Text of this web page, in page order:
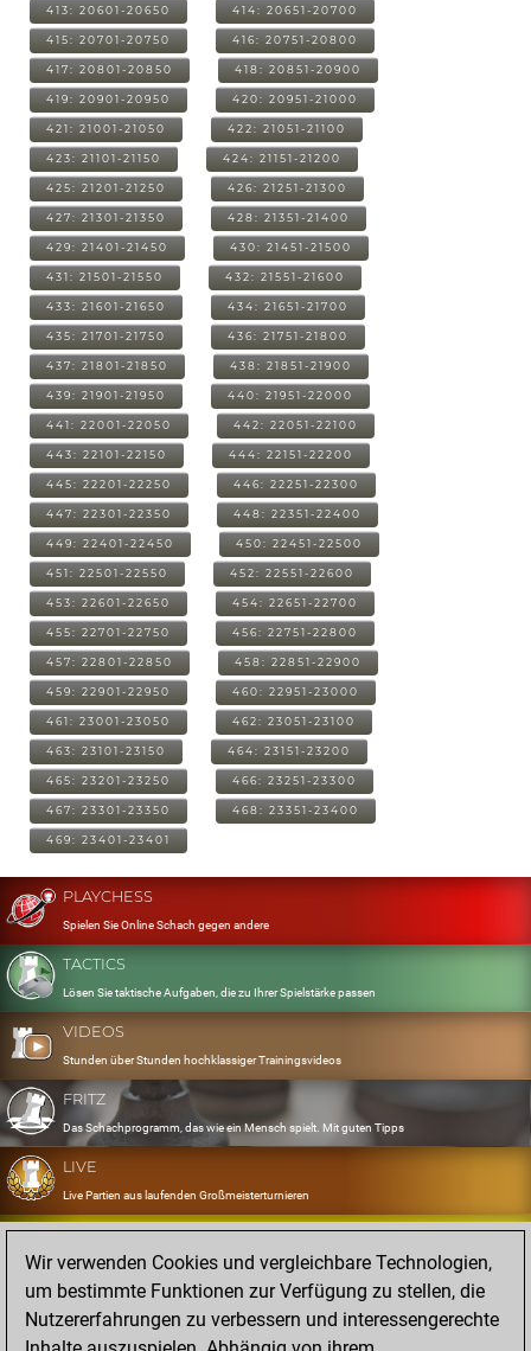
413: 20601-20650 414: 20651-20700
415: 20701-20750 416: 20751-20800
417: 20801-20850 418: 20851-20900
419: 20901-20950 420: 20951-21000
421: 21001-21050 422: 21051-21100
423: 21101-21150 424: 21151-21200
425: 21201-21250 426: 21251-21300
427: 21301-21350 428: 21351-21400
429: 21401-21450 430: 21451-21500
431: 21501-21550 432: 21551-21600
433: 21601-21650 434: 21651-21700
435: 21701-21750 436: 21751-21800
437: 21801-21850 438: 21851-21900
439: 21901-21950 440: 21951-22000
441: 22001-22050 442: 22051-22100
443: 22101-22150 444: 22151-22200
445: 22201-22250 446: 22251-22300
447: 22301-22350 448: 22351-22400
449: 22401-22450 450: 22451-22500
451: 22501-22550 452: 22551-22600
453: 22601-22650 454: 22651-22700
455: 22701-22750 456: 22751-22800
457: 22801-22850 458: 22851-22900
459: 22901-22950 460: 22951-23000
461: 23001-23050 462: 23051-23100
463: 23101-23150 464: 23151-23200
465: 23201-23250 466: 23251-23300
467: 23301-23350 468: 23351-23400
469: 23401-23401
PLAYCHESS
Spielen Sie Online Schach gegen andere
TACTICS
Lösen Sie taktische Aufgaben, die zu Ihrer Spielstärke passen
VIDEOS
Stunden über Stunden hochklassiger Trainingsvideos
FRITZ
Das Schachprogramm, das wie ein Mensch spielt. Mit guten Tipps
LIVE
Live Partien aus laufenden Großmeisterturnieren
OPENINGS
Erfassen und Üben Sie Ihr Eröffnungsrepertoire
DATABASE
Acht Millionen starke Partien
Wir verwenden Cookies und vergleichbare Technologien,
um bestimmte Funktionen zur Verfügung zu stellen, die
Nutzererfahrungen zu verbessern und interessengerechte